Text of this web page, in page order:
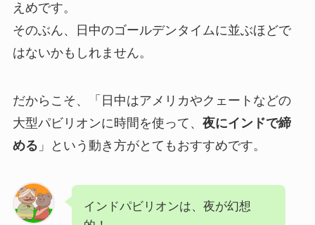
えめです。
そのぶん、日中のゴールデンタイムに並ぶほどで
はないかもしれません。
だからこそ、「日中はアメリカやクェートなどの
大型パビリオンに時間を使って、 夜にインドで締
める 」という動き方がとてもおすすめです。
インドパビリオンは、夜が幻想